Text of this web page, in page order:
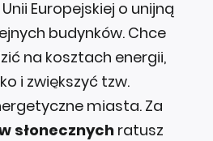
Europejskiej o unijną
budynków. Chce
na kosztach energii,
i zwiększyć tzw.
miasta. Za
słonecznych ratusz